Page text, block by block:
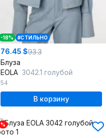
-18% #СТИЛЬНО
76.45 $93.3
Блуза
EOLA 3042.1 голубой
54
В корзину
%